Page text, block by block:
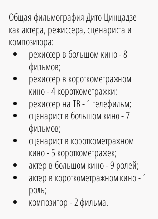
Общая фильмография Дито Цинцадзе
как актера, режиссера, сценариста и
композитора:
режиссер в большом кино - 8
фильмов;
режиссер в короткометражном
кино - 4 короткометражки;
режиссер на ТВ - 1 телефильм;
сценарист в большом кино - 7
фильмов;
сценарист в короткометражном
кино - 5 короткометражек;
актер в большом кино - 9 ролей;
актер в короткометражном кино - 1
роль;
композитор - 2 фильма.